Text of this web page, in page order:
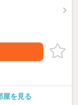
屋を見る